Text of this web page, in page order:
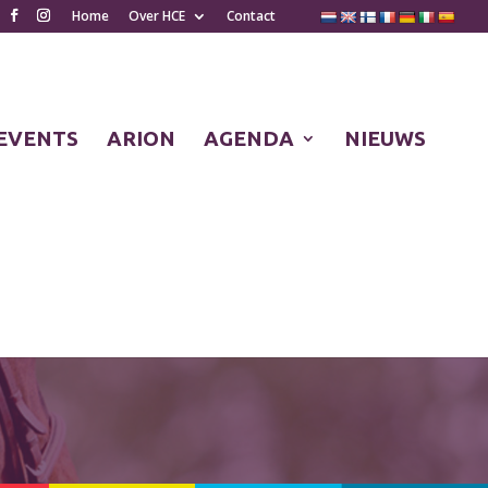
Home Over HCE Contact
ARION AGENDA NIEUWS